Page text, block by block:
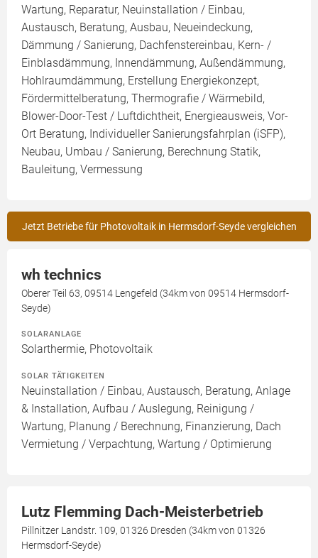
Wartung, Reparatur, Neuinstallation / Einbau,
Austausch, Beratung, Ausbau, Neueindeckung,
Dämmung / Sanierung, Dachfenstereinbau, Kern- /
Einblasdämmung, Innendämmung, Außendämmung,
Hohlraumdämmung, Erstellung Energiekonzept,
Fördermittelberatung, Thermografie / Wärmebild,
Blower-Door-Test / Luftdichtheit, Energieausweis, Vor-
Ort Beratung, Individueller Sanierungsfahrplan (iSFP),
Neubau, Umbau / Sanierung, Berechnung Statik,
Bauleitung, Vermessung
Jetzt Betriebe für Photovoltaik in Hermsdorf-Seyde vergleichen
wh technics
Oberer Teil 63, 09514 Lengefeld (34km von 09514 Hermsdorf-
Seyde)
SOLARANLAGE
Solarthermie, Photovoltaik
SOLAR TÄTIGKEITEN
Neuinstallation / Einbau, Austausch, Beratung, Anlage
& Installation, Aufbau / Auslegung, Reinigung /
Wartung, Planung / Berechnung, Finanzierung, Dach
Vermietung / Verpachtung, Wartung / Optimierung
Lutz Flemming Dach-Meisterbetrieb
Pillnitzer Landstr. 109, 01326 Dresden (34km von 01326
Hermsdorf-Seyde)